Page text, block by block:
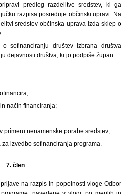
predlog razdelitve sredstev, ki ga
razpisa posreduje občinski upravi. Na
sredstev občinska uprava izda sklep o
o sofinanciranju društev izbrana društva
dejavnosti društva, ki jo podpiše župan.
način financiranja;
primeru nenamenske porabe sredstev;
izvedbo sofinanciranja programa.
7. člen
na razpis in popolnosti vloge Odbor